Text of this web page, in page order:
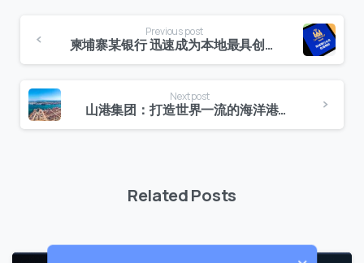
Previous post
柬埔寨某银行 迅速成为本地最具创新数字银行典范
Next post
山港集团：打造世界一流的海洋港口，实现业务数字化
Related Posts
联系我们